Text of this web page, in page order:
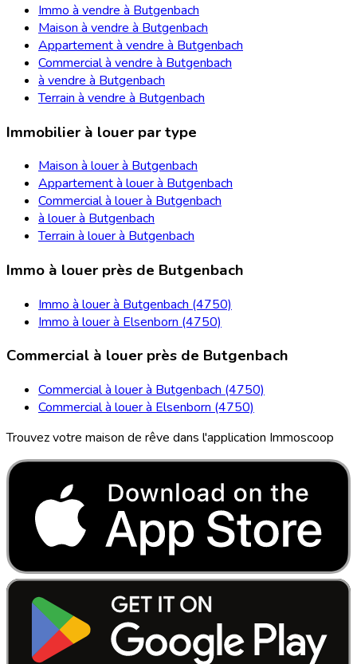
Immo à vendre à Butgenbach
Maison à vendre à Butgenbach
Appartement à vendre à Butgenbach
Commercial à vendre à Butgenbach
à vendre à Butgenbach
Terrain à vendre à Butgenbach
Immobilier à louer par type
Maison à louer à Butgenbach
Appartement à louer à Butgenbach
Commercial à louer à Butgenbach
à louer à Butgenbach
Terrain à louer à Butgenbach
Immo à louer près de Butgenbach
Immo à louer à Butgenbach (4750)
Immo à louer à Elsenborn (4750)
Commercial à louer près de Butgenbach
Commercial à louer à Butgenbach (4750)
Commercial à louer à Elsenborn (4750)
Trouvez votre maison de rêve dans l'application Immoscoop